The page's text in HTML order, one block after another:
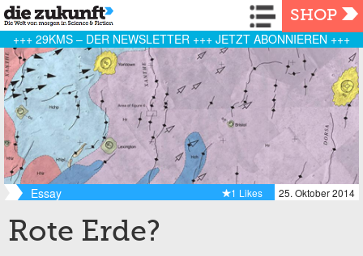
Navigation
SHOP
+++ 29KMS – DER NEWSLETTER +++ JETZT ABONNIEREN +++
Essay 25. Oktober 2014
1 Likes
Rote Erde?